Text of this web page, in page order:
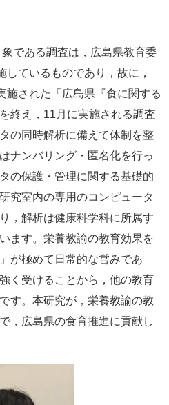
である調査は， 広島県教育委
しているものであり，故に，
施された
「広島県『食に関する
終え， 11 月に実施される調査
の同時解析に備えて体制を整
ナンバリング・匿名化を行っ
の保護・管理に関する基礎的
究室内の専用のコンピュータ
，解析は健康科学科に所属す
ます。 栄養教諭の教育効果を
が極めて日常的な営みであ
く受けることから，他の教育
す。 本研究が， 栄養教諭の教
，広島県の食育推進に貢献し